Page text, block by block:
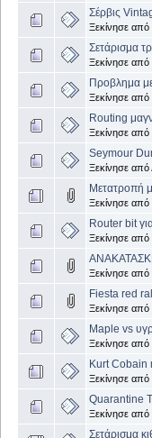
Σέρβις
Ξεκίνησε από
Σετάρισμα
Ξεκίνησε από
Προβλημα
Ξεκίνησε από
Routing
Ξεκίνησε από
Seymour
Ξεκίνησε από
Μετατροπή
Ξεκίνησε από
Router bit
Ξεκίνησε από
Ξεκίνησε από
Fiesta red
Ξεκίνησε από
Maple vs
Ξεκίνησε από
Kurt Cobain
Ξεκίνησε από
Quarantine
Ξεκίνησε από
Σετάρισμα